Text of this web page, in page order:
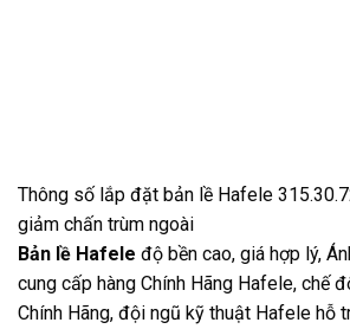
Thông số lắp đặt bản lề Hafele
giảm chấn trùm ngoài
Bản lề Hafele độ bền cao, giá hợp lý,
cung cấp hàng Chính Hãng Hafele, chế
Chính Hãng, đội ngũ kỹ thuật Hafele hỗ